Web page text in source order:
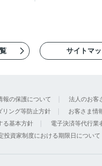
サイトマ
報の保護について 法人のお客
リング等防止方針 お客さま情
る基本方針 電子決済等代行業
投資家制度における期限日について